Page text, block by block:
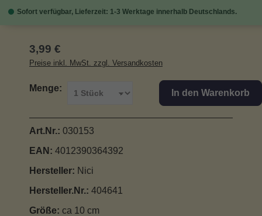
Sofort verfügbar, Lieferzeit: 1-3 Werktage innerhalb Deutschlands.
Regulärer Preis:
3,99 €
Preise inkl. MwSt. zzgl. Versandkosten
Menge: In den Warenkorb
Art.Nr.: 030153
EAN: 4012390364392
Hersteller: Nici
Hersteller.Nr.: 404641
Größe: ca 10 cm